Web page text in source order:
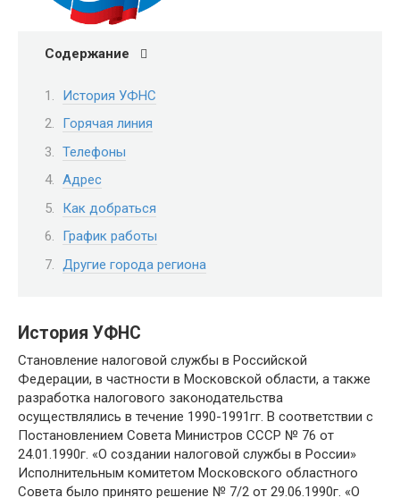
Содержание
История УФНС
Горячая линия
Телефоны
Адрес
Как добраться
График работы
Другие города региона
История УФНС
Становление налоговой службы в Российской
Федерации, в частности в Московской области, а также
разработка налогового законодательства
осуществлялись в течение 1990-1991гг. В соответствии с
Постановлением Совета Министров СССР № 76 от
24.01.1990г. «О создании налоговой службы в России»
Исполнительным комитетом Московского областного
Совета было принято решение № 7/2 от 29.06.1990г. «О